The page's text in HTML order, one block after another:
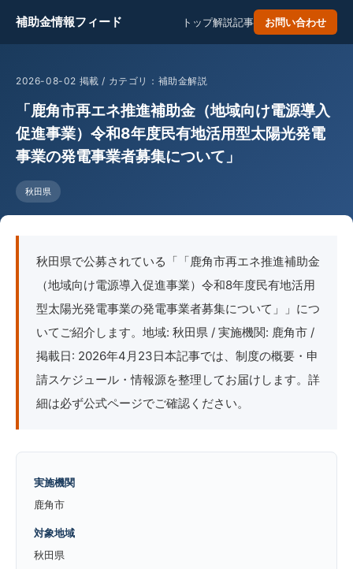
補助金情報フィード トップ解説記事 お問い合わせ
2026-08-02 掲載 / カテゴリ：補助金解説
「鹿角市再エネ推進補助金（地域向け電源導入
促進事業）令和8年度民有地活用型太陽光発電
事業の発電事業者募集について」
秋田県
秋田県で公募されている「「鹿角市再エネ推進補助金
（地域向け電源導入促進事業）令和8年度民有地活用
型太陽光発電事業の発電事業者募集について」」につ
いてご紹介します。地域: 秋田県 / 実施機関: 鹿角市 /
掲載日: 2026年4月23日本記事では、制度の概要・申
請スケジュール・情報源を整理してお届けします。詳
細は必ず公式ページでご確認ください。
実施機関
鹿角市
対象地域
秋田県